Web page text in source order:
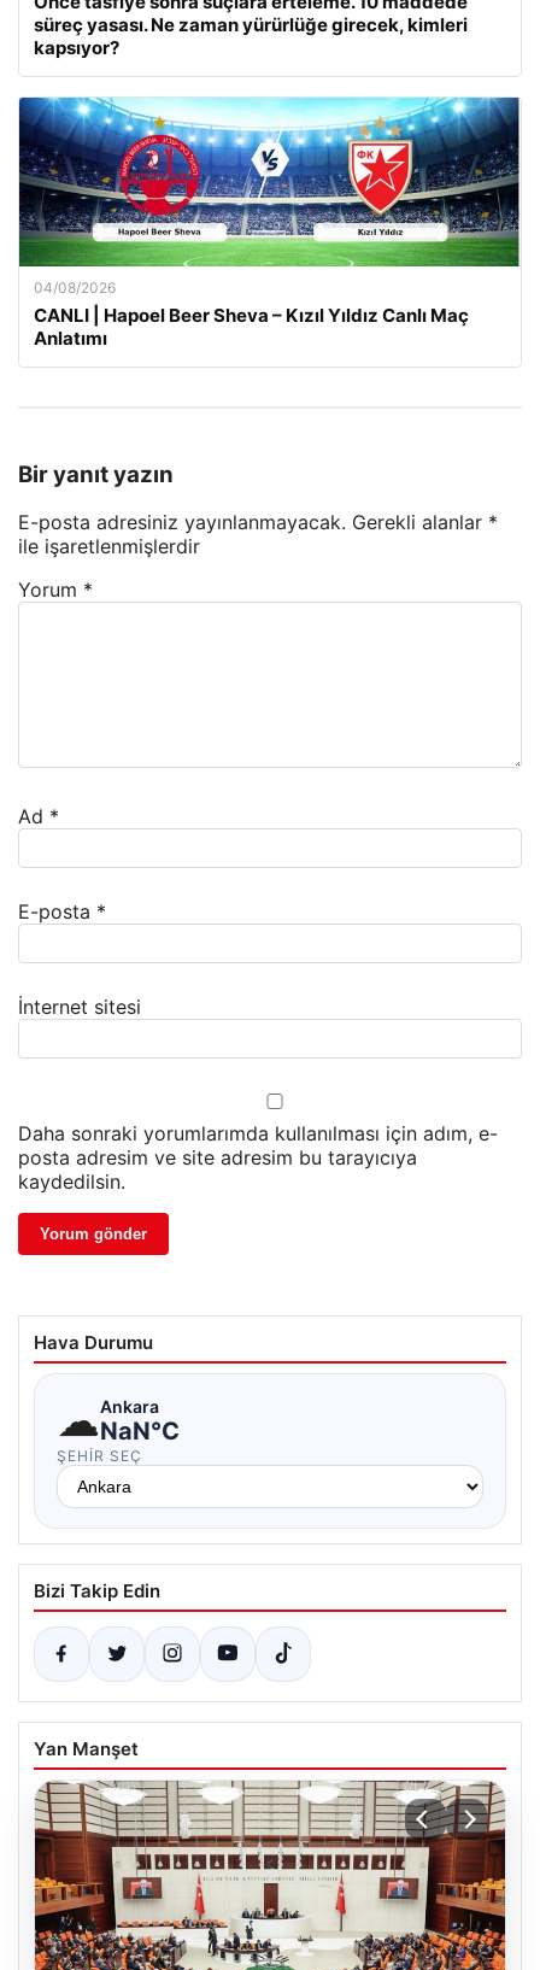
süreç yasası. Ne zaman yürürlüğe girecek, kimleri
kapsıyor?
04/08/2026
CANLI | Hapoel Beer Sheva – Kızıl Yıldız Canlı Maç
Anlatımı
Bir yanıt yazın
E-posta adresiniz yayınlanmayacak. Gerekli alanlar *
ile işaretlenmişlerdir
Yorum *
Ad *
E-posta *
İnternet sitesi
Daha sonraki yorumlarımda kullanılması için adım, e-
posta adresim ve site adresim bu tarayıcıya
kaydedilsin.
Hava Durumu
☁Ankara
NaN°C
ŞEHIR SEÇ
Bizi Takip Edin
Yan Manşet